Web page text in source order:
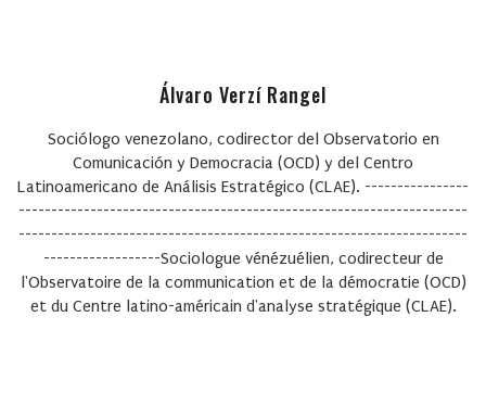
Álvaro Verzí Rangel
Sociólogo venezolano, codirector del Observatorio en
Comunicación y Democracia (OCD) y del Centro
Latinoamericano de Análisis Estratégico (CLAE). ----------------
---------------------------------------------------------------------
---------------------------------------------------------------------
------------------Sociologue vénézuélien, codirecteur de
l'Observatoire de la communication et de la démocratie (OCD)
et du Centre latino-américain d'analyse stratégique (CLAE).